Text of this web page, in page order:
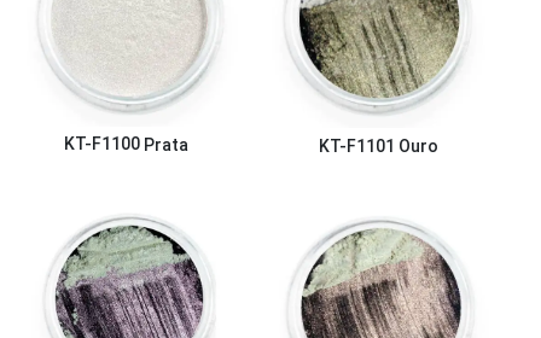
KT-F1100 Prata KT-F1101 Ouro